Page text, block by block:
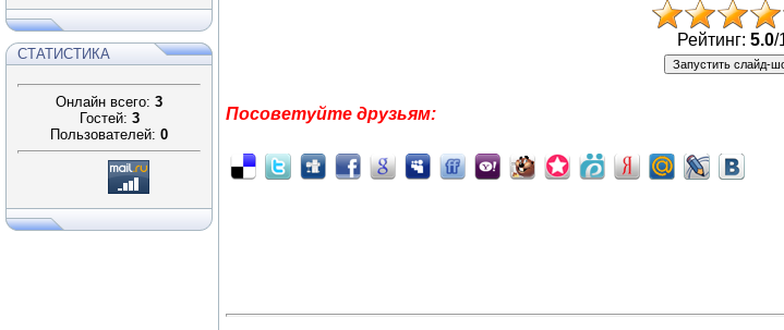
СТАТИСТИКА
Онлайн всего: 3
Гостей: 3
Пользователей: 0
Рейтинг: 5.0/
Посоветуйте друзьям: